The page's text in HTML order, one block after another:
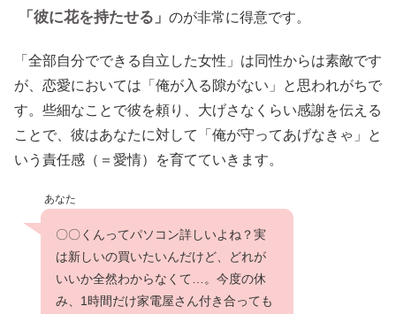
「彼に花を持たせる」のが非常に得意です。
「全部自分でできる自立した女性」は同性からは素敵です
が、恋愛においては「俺が入る隙がない」と思われがちで
す。些細なことで彼を頼り、大げさなくらい感謝を伝える
ことで、彼はあなたに対して「俺が守ってあげなきゃ」と
いう責任感（＝愛情）を育てていきます。
あなた
〇〇くんってパソコン詳しいよね？実
は新しいの買いたいんだけど、どれが
いいか全然わからなくて…。今度の休
み、1時間だけ家電屋さん付き合っても